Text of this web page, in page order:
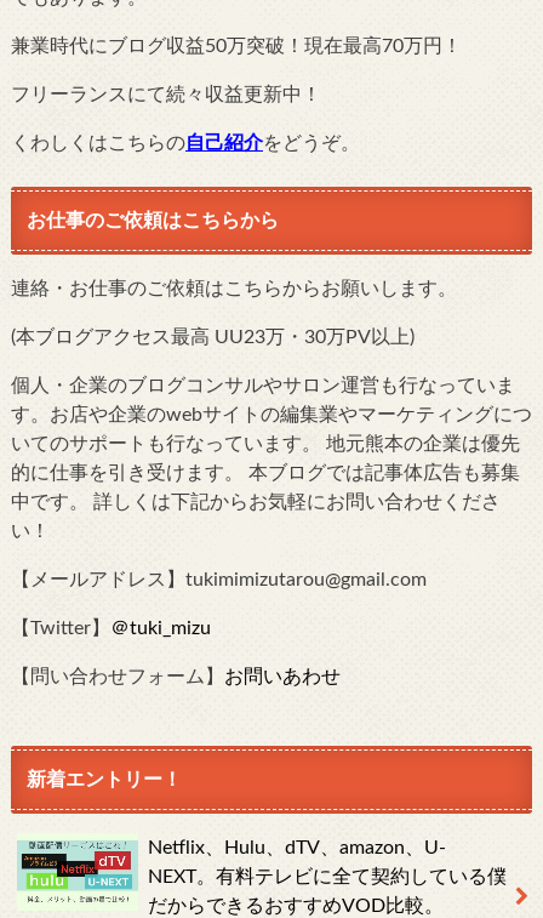
兼業時代にブログ収益50万突破！現在最高70万円！
フリーランスにて続々収益更新中！
くわしくはこちらの自己紹介をどうぞ。
お仕事のご依頼はこちらから
連絡・お仕事のご依頼はこちらからお願いします。
(本ブログアクセス最高 UU23万・30万PV以上)
個人・企業のブログコンサルやサロン運営も行なっていま
す。お店や企業のwebサイトの編集業やマーケティングにつ
いてのサポートも行なっています。 地元熊本の企業は優先
的に仕事を引き受けます。 本ブログでは記事体広告も募集
中です。 詳しくは下記からお気軽にお問い合わせくださ
い！
【メールアドレス】tukimimizutarou@gmail.com
【Twitter】 ＠tuki_mizu
【問い合わせフォーム】 お問いあわせ
新着エントリー！
Netflix、Hulu、dTV、amazon、U-
NEXT。有料テレビに全て契約している僕
だからできるおすすめVOD比較。